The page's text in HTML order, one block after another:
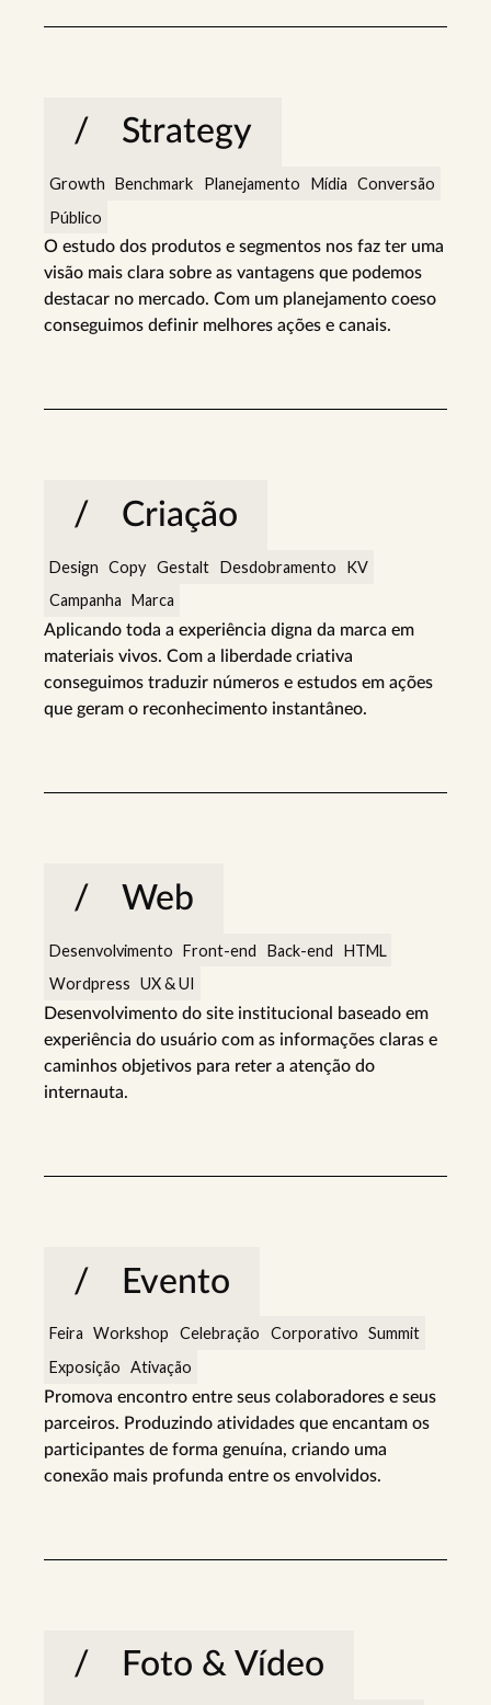
Strategy
Growth Benchmark Planejamento Mídia Conversão
Público
O estudo dos produtos e segmentos nos faz ter uma
visão mais clara sobre as vantagens que podemos
destacar no mercado. Com um planejamento coeso
conseguimos definir melhores ações e canais.
Criação
Design Copy Gestalt Desdobramento
KV
Campanha
Marca
Aplicando toda a experiência digna da marca em
materiais vivos. Com a liberdade criativa
conseguimos traduzir números e estudos em ações
que geram o reconhecimento instantâneo.
Web
Desenvolvimento Front-end Back-end
HTML
Wordpress
UX & UI
Desenvolvimento do site institucional baseado em
experiência do usuário com as informações claras e
caminhos objetivos para reter a atenção do
internauta.
Evento
Feira Workshop Celebração Corporativo Summit
Exposição
Ativação
Promova encontro entre seus colaboradores e seus
parceiros. Produzindo atividades que encantam os
participantes de forma genuína, criando uma
conexão mais profunda entre os envolvidos.
Foto & Vídeo